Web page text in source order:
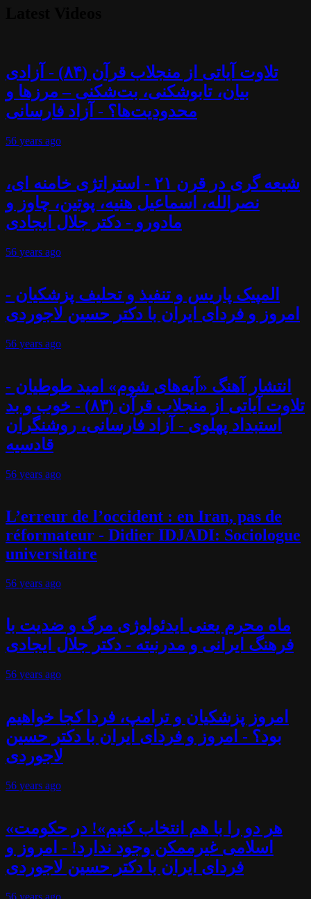
تلاوت آیاتی از منجلاب قرآن (۸۴) - آزادی
بیان، تابوشکنی، بت‌شکنی – مرزها و
محدودیت‌ها؟ - آزاد فارسانی
56 years ago
شیعه گری در قرن ۲۱ - استراتژی خامنه ای،
نصرالله، اسماعیل هنیه، پوتین، چاوز و
مادورو - دکتر جلال ایجادی
56 years ago
المپیک پاریس و تنفیذ و تحلیف پزشکیان -
امروز و فردای ایران با دکتر حسین لاجوردی
56 years ago
انتشار آهنگ «آیه‌های شوم» امید طوطیان -
تلاوت آیاتی از منجلاب قرآن (۸۳) - خوب و بد
استبداد پهلوی - آزاد فارسانی، روشنگران
قادسیه
56 years ago
L’erreur de l’occident : en Iran, pas de
réformateur - Didier IDJADI: Sociologue
universitaire
56 years ago
ماه محرم یعنی ایدئولوژی مرگ و ضدیت با
فرهنگ ایرانی و مدرنیته - دکتر جلال ایجادی
56 years ago
امروز پزشکیان و ترامپ، فردا کجا خواهیم
بود؟ - امروز و فردای ایران با دکتر حسین
لاجوردی
56 years ago
«هر دو را با هم انتخاب کنیم»! در حکومت
اسلامی غیرممکن وجود ندارد! - امروز و
فردای ایران با دکتر حسین لاجوردی
56 years ago